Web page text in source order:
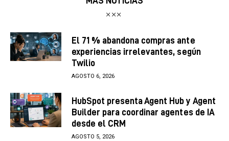
El 71 % abandona compras ante
experiencias irrelevantes, según
Twilio
AGOSTO 6, 2026
HubSpot presenta Agent Hub y Agent
Builder para coordinar agentes de IA
desde el CRM
AGOSTO 5, 2026